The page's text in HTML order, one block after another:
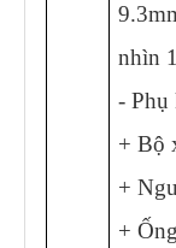
nhìn
- Phụ
+ Bộ
+
+